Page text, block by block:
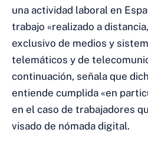
una actividad laboral en
trabajo «realizado a
exclusivo de medios y
telemáticos y de
continuación, señala que
entiende cumplida «en
en el caso de trabajadores
visado de nómada digital.